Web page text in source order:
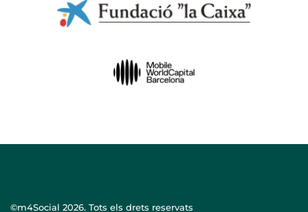
©m4Social 2026. Tots els drets reservats